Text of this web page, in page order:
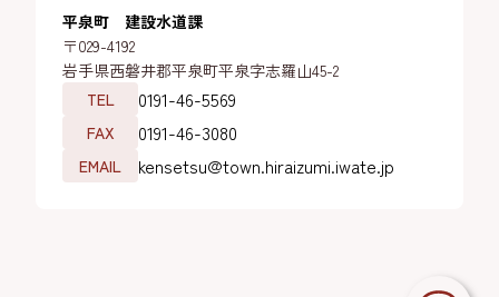
平泉町 建設水道課
〒029-4192
岩手県西磐井郡平泉町平泉字志羅山45-2
TEL
0191-46-5569
FAX 0191-46-3080
EMAIL kensetsu@town.hiraizumi.iwate.jp